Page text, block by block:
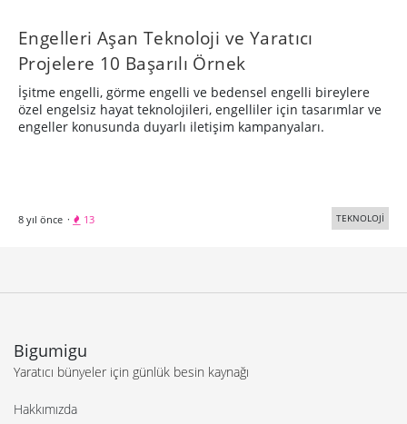
Engelleri Aşan Teknoloji ve Yaratıcı
Projelere 10 Başarılı Örnek
İşitme engelli, görme engelli ve bedensel engelli bireylere
özel engelsiz hayat teknolojileri, engelliler için tasarımlar ve
engeller konusunda duyarlı iletişim kampanyaları.
8 yıl önce · 13 TEKNOLOJİ
Bigumigu
Yaratıcı bünyeler için günlük besin kaynağı
Hakkımızda